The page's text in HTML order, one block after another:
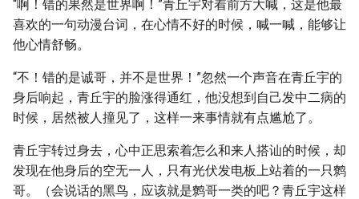
“啊！错的果然是世界啊！”青丘宇对着前方大喊，这是他最
喜欢的一句动漫台词，在心情不好的时候，喊一喊，能够让
他心情舒畅。
“不！错的是诚哥，并不是世界！”忽然一个声音在青丘宇的
身后响起，青丘宇的脸涨得通红，他没想到自己发中二病的
时候，居然被人撞见了，这样一来事情就有点尴尬了。
青丘宇转过身去，心中正思索着怎么和来人搭讪的时候，却
发现在他身后的空无一人，只有光伏发电板上站着的一只鹩
哥。（会说话的黑鸟，应该就是鹩哥一类的吧？青丘宇这样